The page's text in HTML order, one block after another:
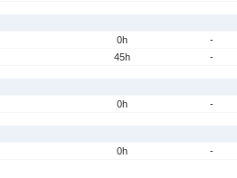
0h
-
45h -
0h -
0h -